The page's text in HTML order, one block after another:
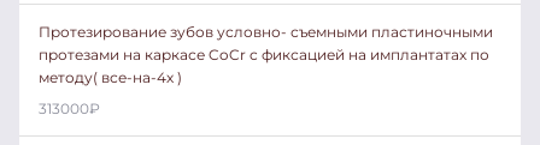
Протезирование зубов условно- съемными пластиночными
протезами на каркасе CoCr c фиксацией на имплантатах по
методу( все-на-4х )
313000₽